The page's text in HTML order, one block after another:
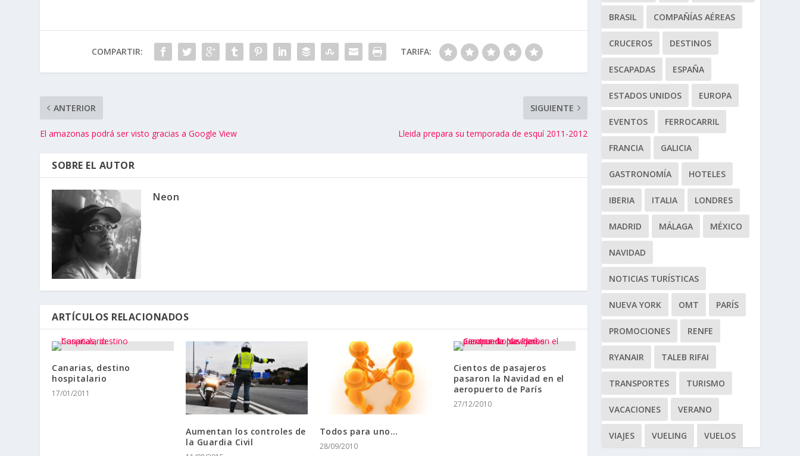
COMPARTIR: TARIFA:
ANTERIOR
El amazonas podrá ser visto gracias a Google View
SIGUIENTE
Lleida prepara su temporada de esquí 2011-2012
SOBRE EL AUTOR
Neon
ARTÍCULOS RELACIONADOS
Canarias, destino
hospitalario
17/01/2011
Aumentan los controles de
la Guardia Civil
Todos para uno…
28/09/2010
Cientos de pasajeros
pasaron la Navidad en el
aeropuerto de París
27/12/2010
BRASIL COMPAÑÍAS AÉREAS
CRUCEROS DESTINOS
ESCAPADAS ESPAÑA
ESTADOS UNIDOS EUROPA
EVENTOS FERROCARRIL
FRANCIA GALICIA
GASTRONOMÍA HOTELES
IBERIA ITALIA LONDRES
MADRID MÁLAGA MÉXICO
NAVIDAD
NOTICIAS TURÍSTICAS
NUEVA YORK OMT PARÍS
PROMOCIONES RENFE
RYANAIR TALEB RIFAI
TRANSPORTES TURISMO
VACACIONES VERANO
VIAJES VUELING VUELOS